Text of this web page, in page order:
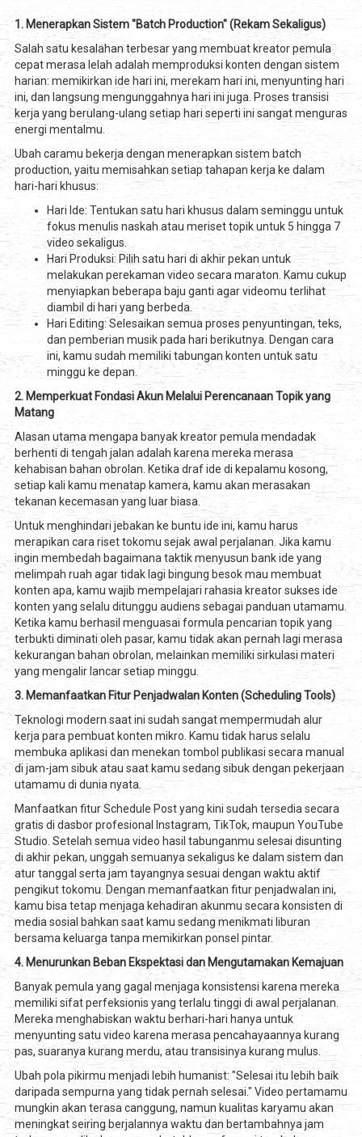
1. Menerapkan Sistem "Batch Production" (Rekam Sekaligus)
Salah satu kesalahan terbesar yang membuat kreator pemula
cepat merasa lelah adalah memproduksi konten dengan sistem
harian: memikirkan ide hari ini, merekam hari ini, menyunting hari
ini, dan langsung mengunggahnya hari ini juga. Proses transisi
kerja yang berulang-ulang setiap hari seperti ini sangat menguras
energi mentalmu.
Ubah caramu bekerja dengan menerapkan sistem batch
production, yaitu memisahkan setiap tahapan kerja ke dalam
hari-hari khusus:
Hari Ide: Tentukan satu hari khusus dalam seminggu untuk
fokus menulis naskah atau meriset topik untuk 5 hingga 7
video sekaligus.
Hari Produksi: Pilih satu hari di akhir pekan untuk
melakukan perekaman video secara maraton. Kamu cukup
menyiapkan beberapa baju ganti agar videomu terlihat
diambil di hari yang berbeda.
Hari Editing: Selesaikan semua proses penyuntingan, teks,
dan pemberian musik pada hari berikutnya. Dengan cara
ini, kamu sudah memiliki tabungan konten untuk satu
minggu ke depan.
2. Memperkuat Fondasi Akun Melalui Perencanaan Topik yang
Matang
Alasan utama mengapa banyak kreator pemula mendadak
berhenti di tengah jalan adalah karena mereka merasa
kehabisan bahan obrolan. Ketika draf ide di kepalamu kosong,
setiap kali kamu menatap kamera, kamu akan merasakan
tekanan kecemasan yang luar biasa.
Untuk menghindari jebakan ke buntu ide ini, kamu harus
merapikan cara riset tokomu sejak awal perjalanan. Jika kamu
ingin membedah bagaimana taktik menyusun bank ide yang
melimpah ruah agar tidak lagi bingung besok mau membuat
konten apa, kamu wajib mempelajari rahasia kreator sukses ide
konten yang selalu ditunggu audiens sebagai panduan utamamu.
Ketika kamu berhasil menguasai formula pencarian topik yang
terbukti diminati oleh pasar, kamu tidak akan pernah lagi merasa
kekurangan bahan obrolan, melainkan memiliki sirkulasi materi
yang mengalir lancar setiap minggu.
3. Memanfaatkan Fitur Penjadwalan Konten (Scheduling Tools)
Teknologi modern saat ini sudah sangat mempermudah alur
kerja para pembuat konten mikro. Kamu tidak harus selalu
membuka aplikasi dan menekan tombol publikasi secara manual
di jam-jam sibuk atau saat kamu sedang sibuk dengan pekerjaan
utamamu di dunia nyata.
Manfaatkan fitur Schedule Post yang kini sudah tersedia secara
gratis di dasbor profesional Instagram, TikTok, maupun YouTube
Studio. Setelah semua video hasil tabunganmu selesai disunting
di akhir pekan, unggah semuanya sekaligus ke dalam sistem dan
atur tanggal serta jam tayangnya sesuai dengan waktu aktif
pengikut tokomu. Dengan memanfaatkan fitur penjadwalan ini,
kamu bisa tetap menjaga kehadiran akunmu secara konsisten di
media sosial bahkan saat kamu sedang menikmati liburan
bersama keluarga tanpa memikirkan ponsel pintar.
4. Menurunkan Beban Ekspektasi dan Mengutamakan Kemajuan
Banyak pemula yang gagal menjaga konsistensi karena mereka
memiliki sifat perfeksionis yang terlalu tinggi di awal perjalanan.
Mereka menghabiskan waktu berhari-hari hanya untuk
menyunting satu video karena merasa pencahayaannya kurang
pas, suaranya kurang merdu, atau transisinya kurang mulus.
Ubah pola pikirmu menjadi lebih humanist: "Selesai itu lebih baik
daripada sempurna yang tidak pernah selesai." Video pertamamu
mungkin akan terasa canggung, namun kualitas karyamu akan
meningkat seiring berjalannya waktu dan bertambahnya jam